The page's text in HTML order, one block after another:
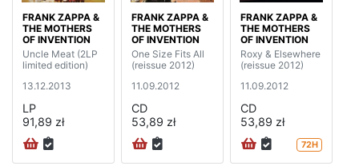
FRANK ZAPPA &
THE MOTHERS
OF INVENTION
Uncle Meat (2LP
limited edition)
13.12.2013
LP
91,89 zł
FRANK ZAPPA &
THE MOTHERS
OF INVENTION
One Size Fits All
(reissue 2012)
11.09.2012
CD
53,89 zł
FRANK ZAPPA &
THE MOTHERS
OF INVENTION
Roxy & Elsewhere
(reissue 2012)
11.09.2012
CD
53,89 zł
72H